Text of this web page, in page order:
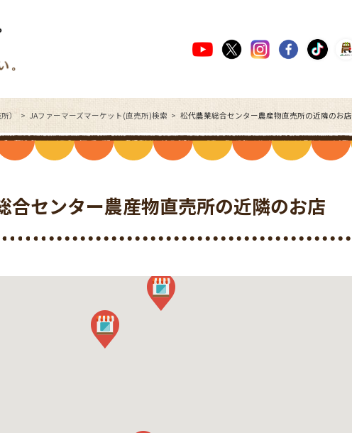
） JAファーマーズマーケット(直売所)検索 松代農業総合センター農産物直売所の近隣のお店
合センター農産物直売所の近隣のお店